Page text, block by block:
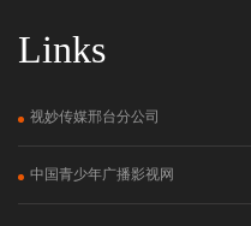
Links
视妙传媒邢台分公司
中国青少年广播影视网